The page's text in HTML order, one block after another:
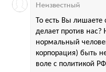
То есть Вы лишаете
делает против
нормальный
корпорация) быть
воле с политикой
Неизвестный